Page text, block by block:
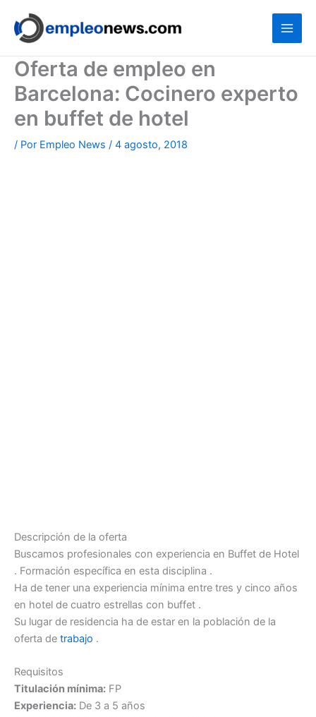
contenido
Oferta de empleo en
Barcelona: Cocinero experto
en buffet de hotel
/ Por Empleo News / 4 agosto, 2018
Descripción de la oferta
Buscamos profesionales con experiencia en Buffet de Hotel
. Formación específica en esta disciplina .
Ha de tener una experiencia mínima entre tres y cinco años
en hotel de cuatro estrellas con buffet .
Su lugar de residencia ha de estar en la población de la
oferta de trabajo .
Requisitos
Titulación mínima: FP
Experiencia: De 3 a 5 años